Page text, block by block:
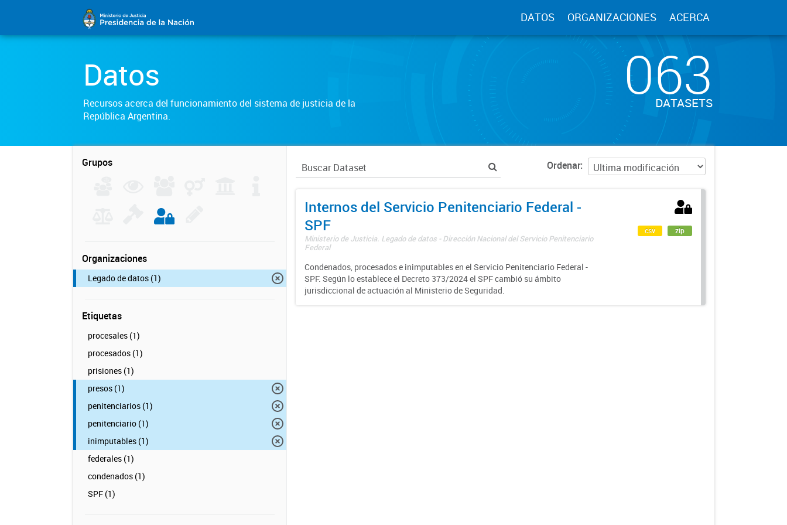
DATOS ORGANIZACIONES ACERCA
Datos
Recursos acerca del funcionamiento del sistema de justicia de la
República Argentina.
063
DATASETS
Grupos
Organizaciones
Legado de datos (1)
Etiquetas
procesales (1)
procesados (1)
prisiones (1)
presos (1)
penitenciarios (1)
penitenciario (1)
inimputables (1)
federales (1)
condenados (1)
SPF (1)
Ordenar
Internos del Servicio Penitenciario Federal -
SPF
Ministerio de Justicia. Legado de datos - Dirección Nacional del Servicio Penitenciario
Federal
Condenados, procesados e inimputables en el Servicio Penitenciario Federal -
SPF. Según lo establece el Decreto 373/2024 el SPF cambió su ámbito
jurisdiccional de actuación al Ministerio de Seguridad.
csv zip